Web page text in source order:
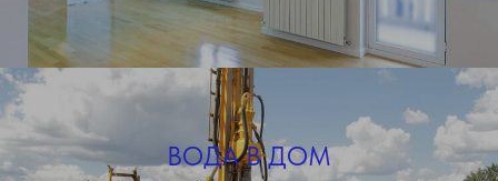
ВОДА В ДОМ